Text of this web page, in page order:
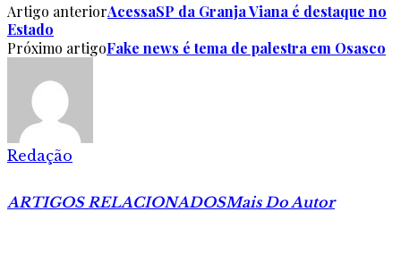
Artigo anteriorAcessaSP da Granja Viana é destaque no
Estado
Próximo artigoFake news é tema de palestra em Osasco
Redação
ARTIGOS RELACIONADOSMais Do Autor